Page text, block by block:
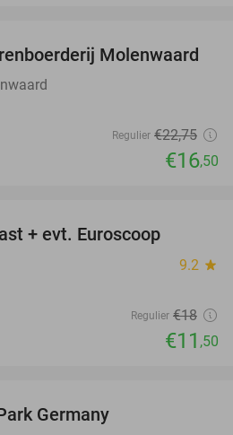
27%
Molenwaard
Regulier €22,75
€16,50
+ evt. Euroscoop
9.2 star
Regulier €18
€11 ,50
Germany